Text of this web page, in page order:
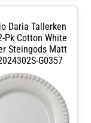
Daria Tallerken
Pk Cotton White
Steingods Matt
G0357